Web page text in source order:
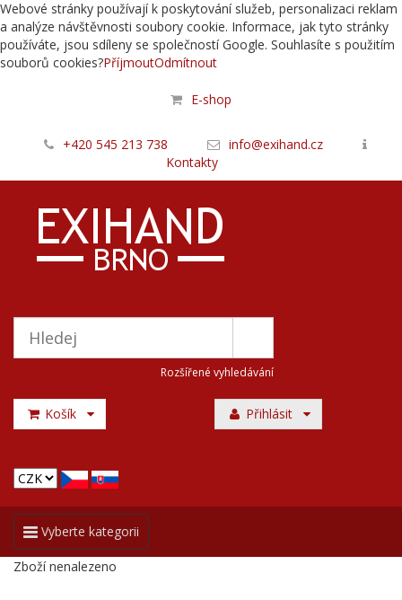
Webové stránky používají k poskytování služeb, personalizaci reklam
a analýze návštěvnosti soubory cookie. Informace, jak tyto stránky
používáte, jsou sdíleny se společností Google. Souhlasíte s použitím
souborů cookies?PříjmoutOdmítnout
E-shop
+420 545 213 738
info@exihand.cz
Kontakty
Rozšířené vyhledávání
Košík Přihlásit
Toggle
navigation
Vyberte kategorii
Zboží nenalezeno